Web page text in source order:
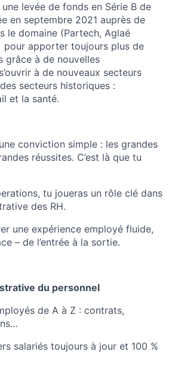
levée de fonds en Série B de
en septembre 2021 auprès de
le domaine (Partech, Aglaé
pour apporter toujours plus de
grâce à de nouvelles
à de nouveaux secteurs
secteurs historiques :
et la santé.
conviction simple : les grandes
réussites. C’est là que tu
tu joueras un rôle clé dans
des RH.
une expérience employé fluide,
– de l’entrée à la sortie.
du personnel
de A à Z : contrats,
salariés toujours à jour et 100 %